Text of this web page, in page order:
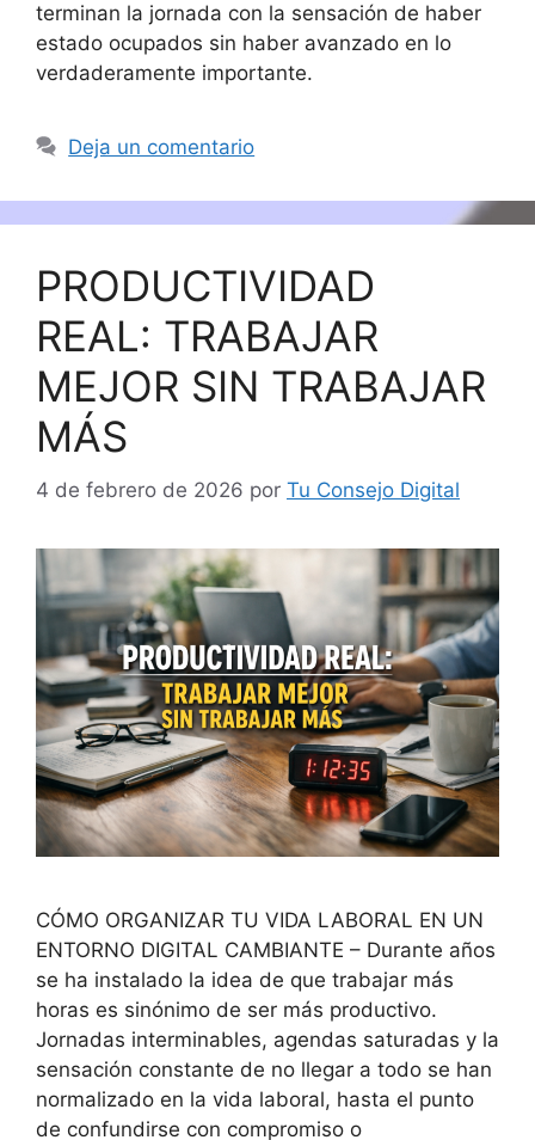
terminan la jornada con la sensación de haber
estado ocupados sin haber avanzado en lo
verdaderamente importante.
Deja un comentario
PRODUCTIVIDAD
REAL: TRABAJAR
MEJOR SIN TRABAJAR
MÁS
4 de febrero de 2026 por Tu Consejo Digital
CÓMO ORGANIZAR TU VIDA LABORAL EN UN
ENTORNO DIGITAL CAMBIANTE – Durante años
se ha instalado la idea de que trabajar más
horas es sinónimo de ser más productivo.
Jornadas interminables, agendas saturadas y la
sensación constante de no llegar a todo se han
normalizado en la vida laboral, hasta el punto
de confundirse con compromiso o